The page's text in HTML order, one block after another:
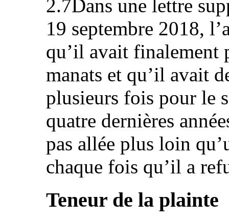
2.7Dans une lettre
19 septembre 2018,
qu’il avait finalement
manats et qu’il avait
plusieurs fois pour le
quatre dernières
pas allée plus loin
chaque fois qu’il a
Teneur de la plainte